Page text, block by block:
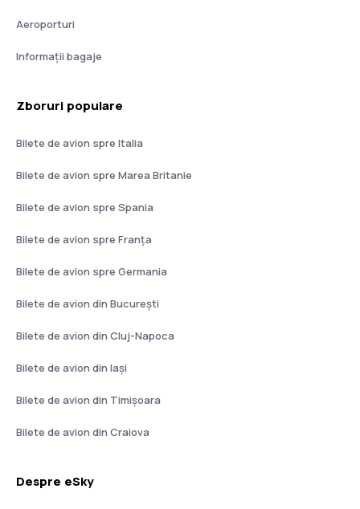
Aeroporturi
Informații bagaje
Zboruri populare
Bilete de avion spre Italia
Bilete de avion spre Marea Britanie
Bilete de avion spre Spania
Bilete de avion spre Franţa
Bilete de avion spre Germania
Bilete de avion din București
Bilete de avion din Cluj-Napoca
Bilete de avion din Iași
Bilete de avion din Timișoara
Bilete de avion din Craiova
Despre eSky